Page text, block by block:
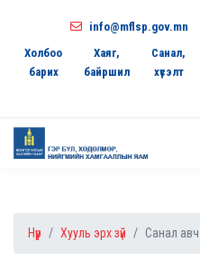
info@mflsp.gov.mn
Холбоо
барих
Хаяг,
байршил
Санал,
хүсэлт
Нүүр Хууль эрх зүй Санал